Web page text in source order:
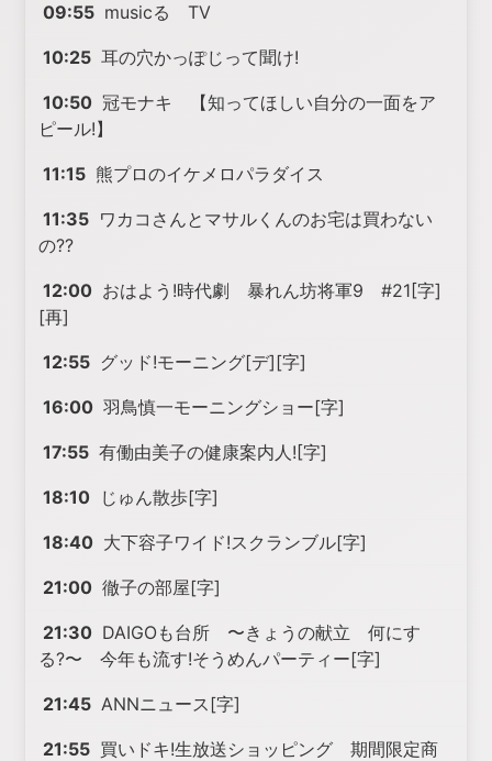
09:55 musicる TV
10:25 耳の穴かっぽじって聞け!
10:50 冠モナキ 【知ってほしい自分の一面をア
ピール!】
11:15 熊プロのイケメロパラダイス
11:35 ワカコさんとマサルくんのお宅は買わない
の??
12:00 おはよう!時代劇 暴れん坊将軍9 #21[字]
[再]
12:55 グッド!モーニング[デ][字]
16:00 羽鳥慎一モーニングショー[字]
17:55 有働由美子の健康案内人![字]
18:10 じゅん散歩[字]
18:40 大下容子ワイド!スクランブル[字]
21:00 徹子の部屋[字]
21:30 DAIGOも台所 〜きょうの献立 何にす
る?〜 今年も流す!そうめんパーティー[字]
21:45 ANNニュース[字]
21:55 買いドキ!生放送ショッピング 期間限定商